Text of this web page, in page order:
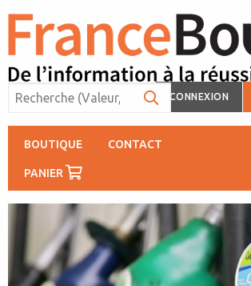
CONNEXION
BOUTIQUE CONTACT
PANIER